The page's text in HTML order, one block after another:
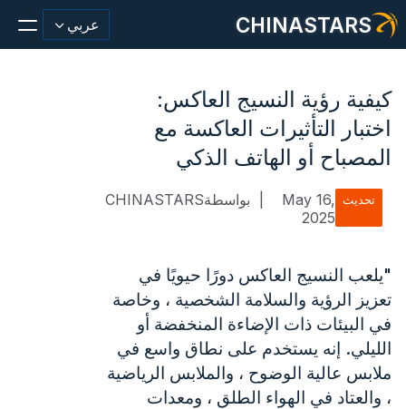
CHINASTARS عربي
مادة عاكسة/شريط
أزياء عاكسة النسيج
ملابس السلامة
يتوهج في المواد المظلمة
غسيل صناعي
حول تشاينا ستارز
منتج جديد
كيفية رؤية النسيج العاكس:
اختبار التأثيرات العاكسة مع
المصباح أو الهاتف الذكي
تحديث May 16,
2025
بواسطةCHINASTARS
"يلعب النسيج العاكس دورًا حيويًا في
تعزيز الرؤية والسلامة الشخصية ، وخاصة
في البيئات ذات الإضاءة المنخفضة أو
الليلي. إنه يستخدم على نطاق واسع في
ملابس عالية الوضوح ، والملابس الرياضية
، والعتاد في الهواء الطلق ، ومعدات